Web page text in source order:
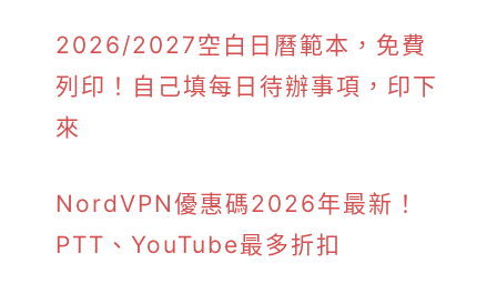
2026/2027空白日曆範本，免費
列印！自己填每日待辦事項，印下
來
NordVPN優惠碼2026年最新！
PTT、YouTube最多折扣